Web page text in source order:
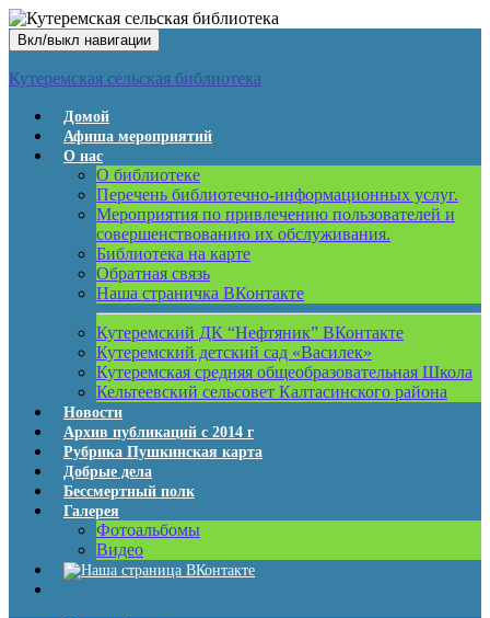
Вкл/выкл навигации
Кутеремская сельская библиотека
Домой
Афиша мероприятий
О нас
О библиотеке
Перечень библиотечно-информационных услуг.
Мероприятия по привлечению пользователей и
совершенствованию их обслуживания.
Библиотека на карте
Обратная связь
Наша страничка ВКонтакте
Кутеремский ДК “Нефтяник” ВКонтакте
Кутеремский детский сад «Василек»
Кутеремская средняя общеобразовательная Школа
Кельтеевский сельсовет Калтасинского района
Новости
Архив публикаций с 2014 г
Рубрика Пушкинская карта
Добрые дела
Бессмертный полк
Галерея
Фотоальбомы
Видео